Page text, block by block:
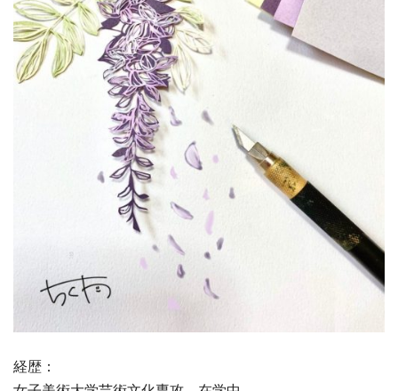
経歴：